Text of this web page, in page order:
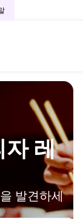
자 레
발견하세